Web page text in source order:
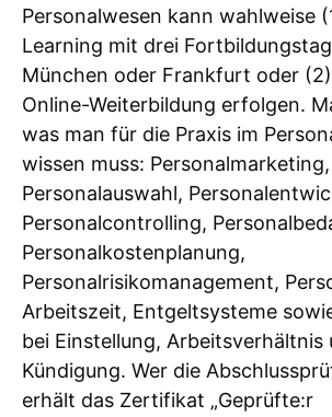
Personalwesen kann wahlweise
Learning mit drei
München oder Frankfurt oder
Online-Weiterbildung erfolgen.
was man für die Praxis im
wissen muss:
Personalauswahl,
Personalcontrolling,
Personalkostenplanung,
Personalrisikomanagement,
Arbeitszeit, Entgeltsysteme
bei Einstellung, Arbeitsverhältnis
Kündigung. Wer die
erhält das Zertifikat „Geprüfte:r